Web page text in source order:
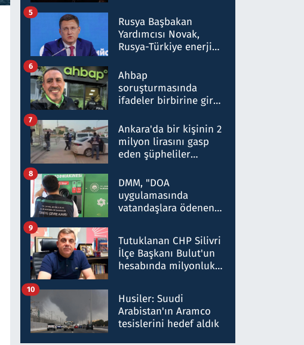
Rusya Başbakan
Yardımcısı Novak,
Rusya-Türkiye enerji
nitelikte olduğunu
belirtti
5
Ahbap
soruşturmasında
ifadeler birbirine girdi:
ifadelerinden ortaya
çıkan tablo şok etti
6
Ankara'da bir kişinin 2
milyon lirasını gasp
eden şüpheliler
7
DMM, "DOA
uygulamasında
vatandaşlara ödenen
düşürüldüğü" iddiasını
yalanladı
8
Tutuklanan CHP Silivri
İlçe Başkanı Bulut'un
hesabında milyonluk
talimat verdi, ben
gönderdim
9
Husiler: Suudi
Arabistan'ın Aramco
tesislerini hedef aldık
10